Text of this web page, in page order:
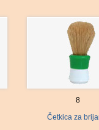
8
Četkica za